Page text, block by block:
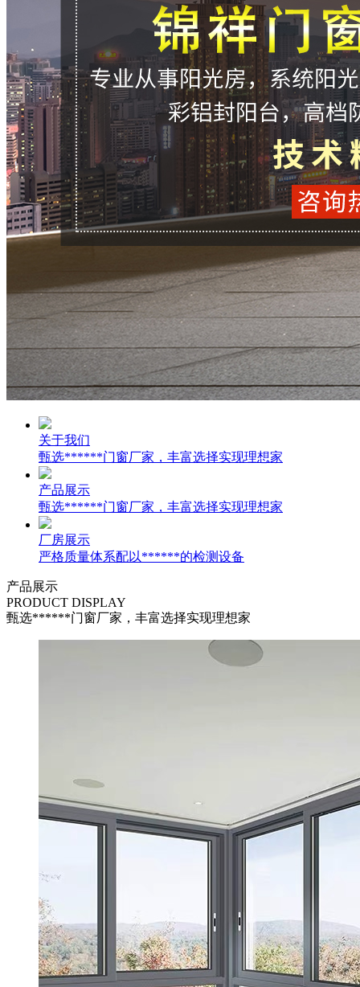
关于我们
甄选******门窗厂家，丰富选择实现理想家
产品展示
甄选******门窗厂家，丰富选择实现理想家
厂房展示
严格质量体系配以******的检测设备
产品展示
PRODUCT DISPLAY
甄选******门窗厂家，丰富选择实现理想家